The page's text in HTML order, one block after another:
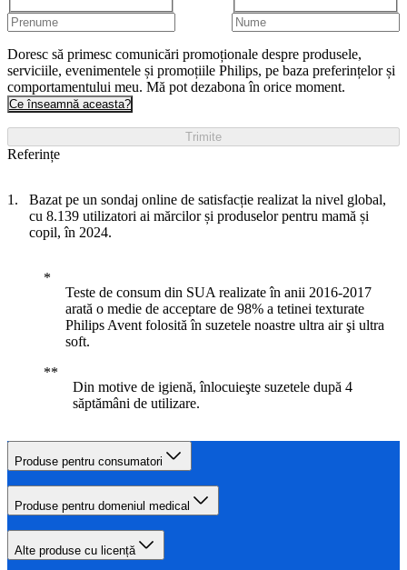
Doresc să primesc comunicări promoționale despre produsele,
serviciile, evenimentele și promoțiile Philips, pe baza preferințelor și
comportamentului meu. Mă pot dezabona în orice moment.
Ce înseamnă aceasta?
Trimite
Referințe
Bazat pe un sondaj online de satisfacție realizat la nivel global,
cu 8.139 utilizatori ai mărcilor și produselor pentru mamă și
copil, în 2024.
Teste de consum din SUA realizate în anii 2016-2017
arată o medie de acceptare de 98% a tetinei texturate
Philips Avent folosită în suzetele noastre ultra air şi ultra
soft.
Din motive de igienă, înlocuieşte suzetele după 4
săptămâni de utilizare.
Produse pentru consumatori
Produse pentru domeniul medical
Alte produse cu licență